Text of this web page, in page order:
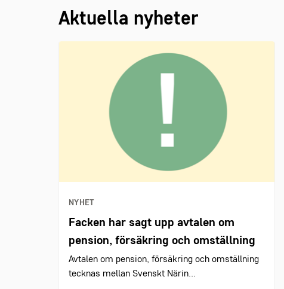
Aktuella nyheter
NYHET
Facken har sagt upp avtalen om
pension, försäkring och omställning
Avtalen om pension, försäkring och omställning
tecknas mellan Svenskt Närin...